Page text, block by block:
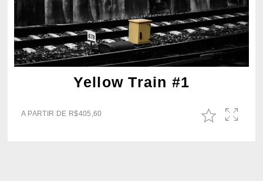
Yellow Train #1
A PARTIR DE R$405,60